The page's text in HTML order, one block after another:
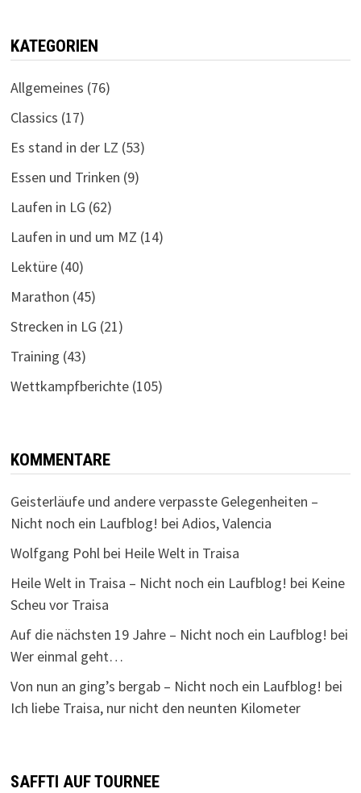
KATEGORIEN
Allgemeines (76)
Classics (17)
Es stand in der LZ (53)
Essen und Trinken (9)
Laufen in LG (62)
Laufen in und um MZ (14)
Lektüre(40)
Marathon (45)
Strecken in LG (21)
Training (43)
Wettkampfberichte(105)
KOMMENTARE
Geisterläufe und andere verpasste Gelegenheiten –
Nicht noch ein Laufblog! bei Adios, Valencia
Wolfgang Pohlbei Heile Welt in Traisa
Heile Welt in Traisa – Nicht noch ein Laufblog! bei Keine
Scheu vor Traisa
Auf die nächsten 19 Jahre – Nicht noch ein Laufblog! bei
Wer einmal geht…
Von nun an ging’s bergab – Nicht noch ein Laufblog! bei
Ich liebe Traisa, nur nicht den neunten Kilometer
SAFFTI AUF TOURNEE